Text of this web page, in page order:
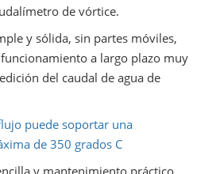
de vórtice.
y sólida, sin partes móviles,
a largo plazo muy
del caudal de agua de
puede soportar una
de 350 grados C
y mantenimiento práctico